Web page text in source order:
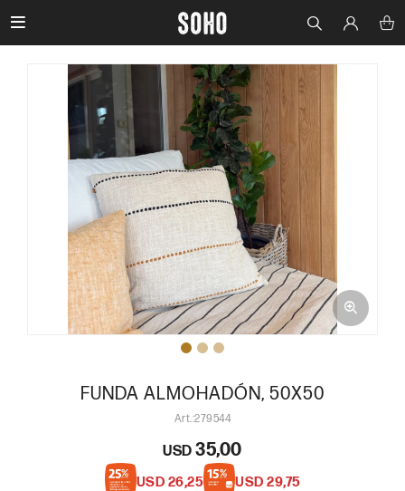

FUNDA ALMOHADÓN, 50X50
279544
USD 35,00
USD 26,25 USD 29,75